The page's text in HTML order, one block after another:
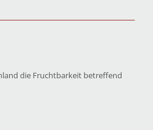
die Fruchtbarkeit betreffend